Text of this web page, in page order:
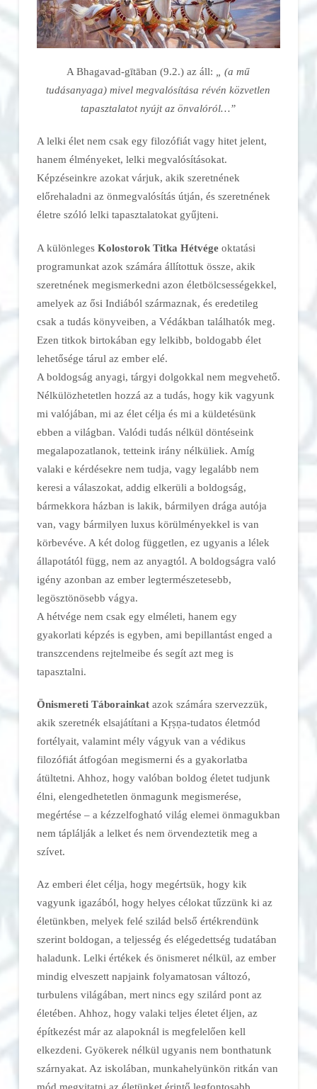
A Bhagavad-gītāban (9.2.) az áll:
„ (a mű
tudásanyaga) mivel megvalósítása révén közvetlen
tapasztalatot nyújt az önvalóról…”
A lelki élet nem csak egy filozófiát vagy hitet jelent,
hanem élményeket, lelki megvalósításokat.
Képzéseinkre azokat várjuk, akik szeretnének
előrehaladni az önmegvalósítás útján, és szeretnének
életre szóló lelki tapasztalatokat gyűjteni.
A különleges Kolostorok Titka Hétvégeoktatási
programunkat azok számára állítottuk össze, akik
szeretnének megismerkedni azon életbölcsességekkel,
amelyek az ősi Indiából származnak, és eredetileg
csak a tudás könyveiben, a Védákban találhatók meg.
Ezen titkok birtokában egy lelkibb, boldogabb élet
lehetősége tárul az ember elé.
A boldogság anyagi, tárgyi dolgokkal nem megvehető.
Nélkülözhetetlen hozzá az a tudás, hogy kik vagyunk
mi valójában, mi az élet célja és mi a küldetésünk
ebben a világban. Valódi tudás nélkül döntéseink
megalapozatlanok, tetteink irány nélküliek. Amíg
valaki e kérdésekre nem tudja, vagy legalább nem
keresi a válaszokat, addig elkerüli a boldogság,
bármekkora házban is lakik, bármilyen drága autója
van, vagy bármilyen luxus körülményekkel is van
körbevéve. A két dolog független, ez ugyanis a lélek
állapotától függ, nem az anyagtól. A boldogságra való
igény azonban az ember legtermészetesebb,
legösztönösebb vágya.
A hétvége nem csak egy elméleti, hanem egy
gyakorlati képzés is egyben, ami bepillantást enged a
transzcendens rejtelmeibe és segít azt meg is
tapasztalni.
Önismereti Táborainkatazok számára szervezzük,
akik szeretnék elsajátítani a Kṛṣṇa-tudatos életmód
fortélyait, valamint mély vágyuk van a védikus
filozófiát átfogóan megismerni és a gyakorlatba
átültetni. Ahhoz, hogy valóban boldog életet tudjunk
élni, elengedhetetlen önmagunk megismerése,
megértése – a kézzelfogható világ elemei önmagukban
nem táplálják a lelket és nem örvendeztetik meg a
szívet.
Az emberi élet célja, hogy megértsük, hogy kik
vagyunk igazából, hogy helyes célokat tűzzünk ki az
életünkben, melyek felé szilád belső értékrendünk
szerint boldogan, a teljesség és elégedettség tudatában
haladunk. Lelki értékek és önismeret nélkül, az ember
mindig elveszett napjaink folyamatosan változó,
turbulens világában, mert nincs egy szilárd pont az
életében. Ahhoz, hogy valaki teljes életet éljen, az
építkezést már az alapoknál is megfelelően kell
elkezdeni. Gyökerek nélkül ugyanis nem bonthatunk
szárnyakat. Az iskolában, munkahelyünkön ritkán van